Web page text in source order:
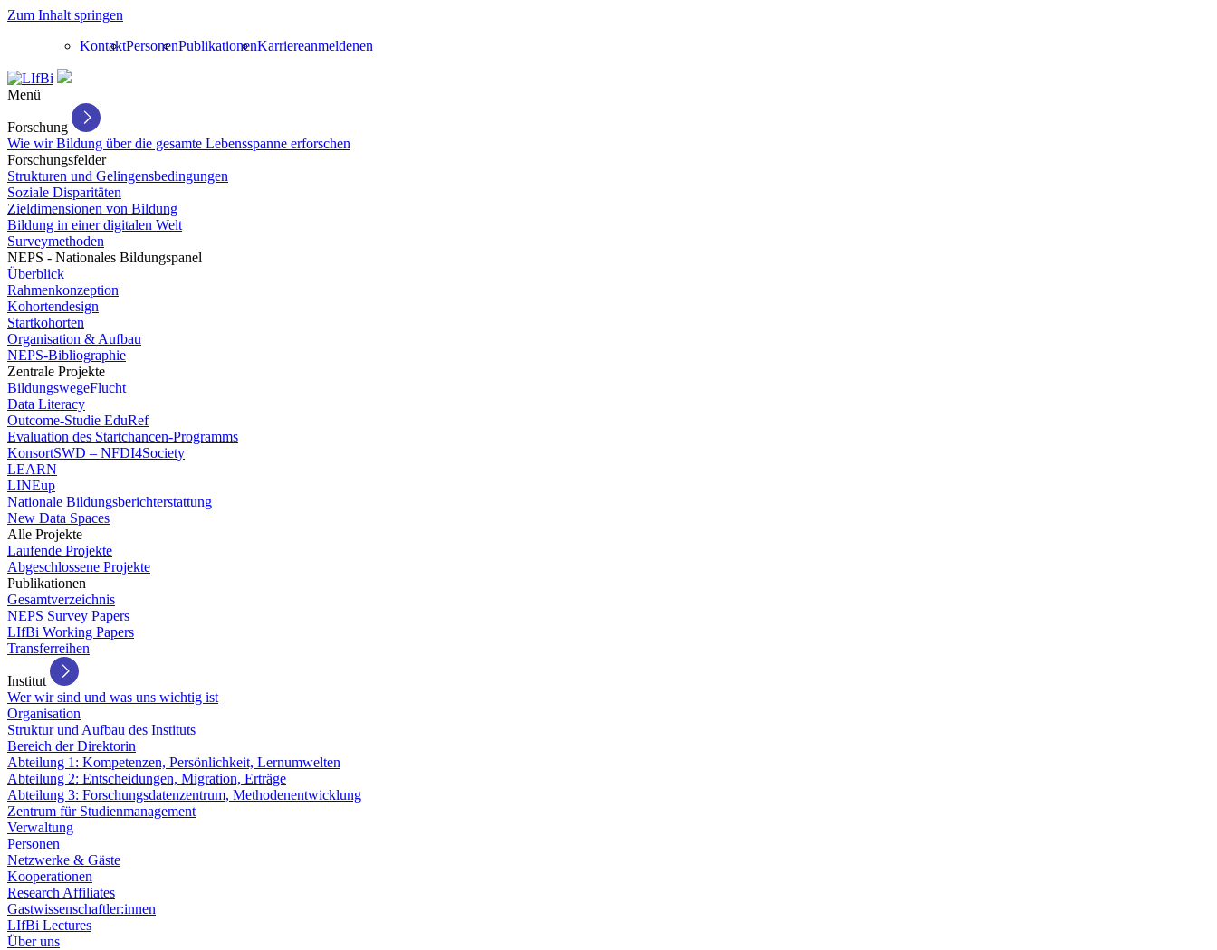
Zum Inhalt springen
KontaktPersonenPublikationenKarriereanmeldenen
Menü
Forschung
Wie wir Bildung über die gesamte Lebensspanne erforschen
Forschungsfelder
Strukturen und Gelingensbedingungen
Soziale Disparitäten
Zieldimensionen von Bildung
Bildung in einer digitalen Welt
Surveymethoden
NEPS - Nationales Bildungspanel
Überblick
Rahmenkonzeption
Kohortendesign
Startkohorten
Organisation & Aufbau
NEPS-Bibliographie
Zentrale Projekte
BildungswegeFlucht
Data Literacy
Outcome-Studie EduRef
Evaluation des Startchancen-Programms
KonsortSWD – NFDI4Society
LEARN
LINEup
Nationale Bildungsberichterstattung
New Data Spaces
Alle Projekte
Laufende Projekte
Abgeschlossene Projekte
Publikationen
Gesamtverzeichnis
NEPS Survey Papers
LIfBi Working Papers
Transferreihen
Institut
Wer wir sind und was uns wichtig ist
Organisation
Struktur und Aufbau des Instituts
Bereich der Direktorin
Abteilung 1: Kompetenzen, Persönlichkeit, Lernumwelten
Abteilung 2: Entscheidungen, Migration, Erträge
Abteilung 3: Forschungsdatenzentrum, Methodenentwicklung
Zentrum für Studienmanagement
Verwaltung
Personen
Netzwerke & Gäste
Kooperationen
Research Affiliates
Gastwissenschaftler:innen
LIfBi Lectures
Über uns